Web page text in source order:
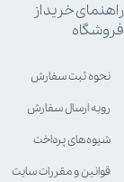
راهنمای خرید از
فروشگاه
نحوه ثبت سفارش
رویه ارسال سفارش
شیوه‌های پرداخت
قوانین و مقررات سایت